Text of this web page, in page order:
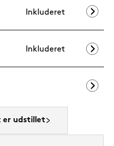
Inkluderet
Inkluderet
er udstillet